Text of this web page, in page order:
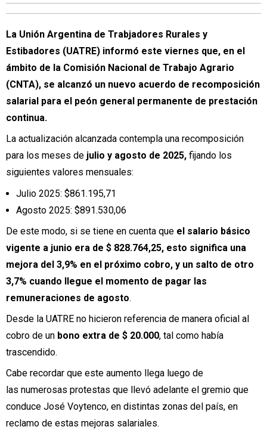
La Unión Argentina de Trabjadores Rurales y
Estibadores (UATRE) informó este viernes que, en el
ámbito de la Comisión Nacional de Trabajo Agrario
(CNTA), se alcanzó un nuevo acuerdo de recomposición
salarial para el peón general permanente de prestación
continua.
La actualización alcanzada contempla una recomposición
para los meses de julio y agosto de 2025, fijando los
siguientes valores mensuales:
Julio 2025: $861.195,71
Agosto 2025: $891.530,06
De este modo, si se tiene en cuenta que el salario básico
vigente a junio era de $ 828.764,25, esto significa una
mejora del 3,9% en el próximo cobro, y un salto de otro
3,7% cuando llegue el momento de pagar las
remuneraciones de agosto.
Desde la UATRE no hicieron referencia de manera oficial al
cobro de un bono extra de $ 20.000, tal como había
trascendido.
Cabe recordar que este aumento llega luego de
las numerosas protestas que llevó adelante el gremio que
conduce José Voytenco, en distintas zonas del país, en
reclamo de estas mejoras salariales.